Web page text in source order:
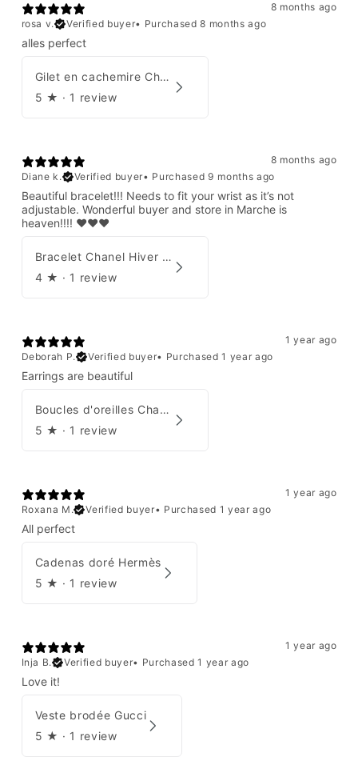
8 months ago
rosa v.
Verified buyer• Purchased 8 months ago
alles perfect
Gilet en cachemire Chanel Automne 1995
5 ★ · 1 review
8 months ago
Diane k.
Verified buyer• Purchased 9 months ago
Beautiful bracelet!!! Needs to fit your wrist as it’s not
adjustable. Wonderful buyer and store in Marche is
heaven!!!! ❤️❤️❤️
Bracelet Chanel Hiver 1997
4 ★ · 1 review
1 year ago
Deborah P.
Verified buyer• Purchased 1 year ago
Earrings are beautiful
Boucles d'oreilles Chanel 2001
5 ★ · 1 review
1 year ago
Roxana M.
Verified buyer• Purchased 1 year ago
All perfect
Cadenas doré Hermès
5 ★ · 1 review
1 year ago
Inja B.
Verified buyer• Purchased 1 year ago
Love it!
Veste brodée Gucci
5 ★ · 1 review